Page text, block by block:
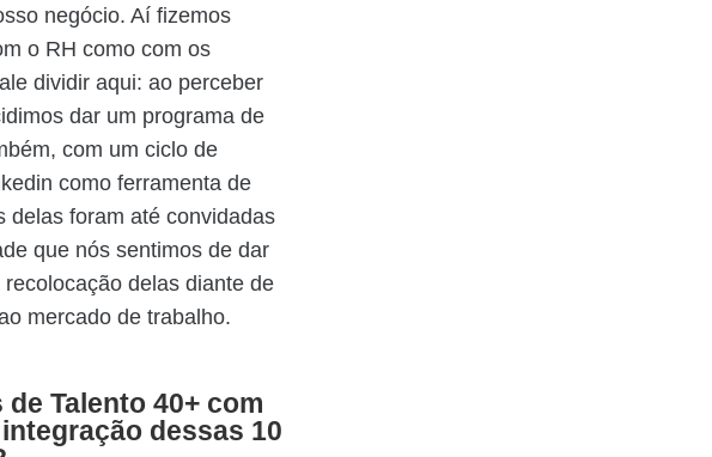
negócio. Aí fizemos
o RH como com os
dividir aqui: ao perceber
dar um programa de
com um ciclo de
como ferramenta de
delas foram até convidadas
que nós sentimos de dar
delas diante de
mercado de trabalho.
Talento 40+ com
dessas 10